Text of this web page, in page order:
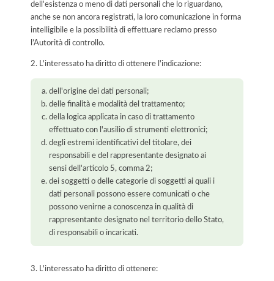
dell'esistenza o meno di dati personali che lo riguardano,
anche se non ancora registrati, la loro comunicazione in forma
intelligibile e la possibilità di effettuare reclamo presso
l’Autorità di controllo.
2. L'interessato ha diritto di ottenere l'indicazione:
dell'origine dei dati personali;
delle finalità e modalità del trattamento;
della logica applicata in caso di trattamento
effettuato con l'ausilio di strumenti elettronici;
degli estremi identificativi del titolare, dei
responsabili e del rappresentante designato ai
sensi dell'articolo 5, comma 2;
dei soggetti o delle categorie di soggetti ai quali i
dati personali possono essere comunicati o che
possono venirne a conoscenza in qualità di
rappresentante designato nel territorio dello Stato,
di responsabili o incaricati.
3. L'interessato ha diritto di ottenere: